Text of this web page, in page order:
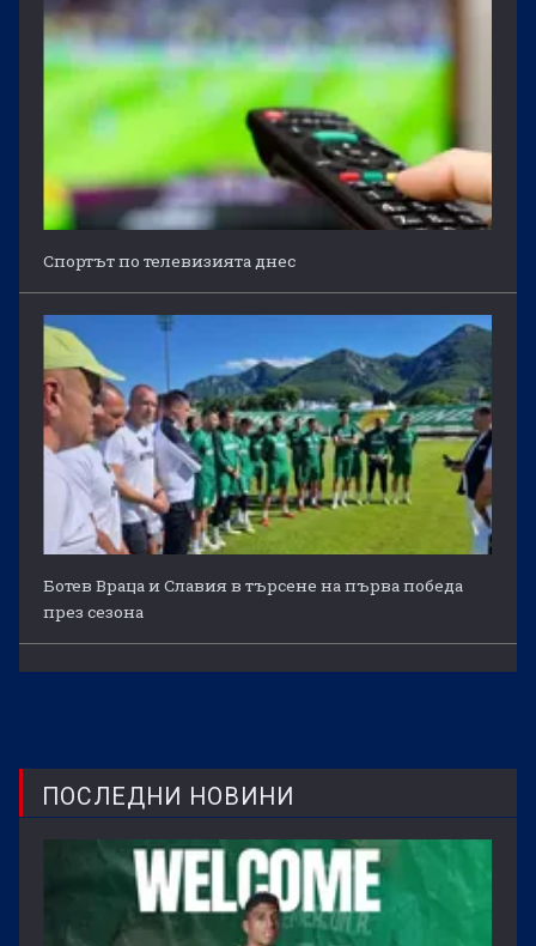
Спортът по телевизията днес
Ботев Враца и Славия в търсене на първа победа
през сезона
ПОСЛЕДНИ НОВИНИ